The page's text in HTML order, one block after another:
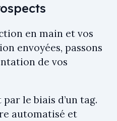
en main et vos
envoyées, passons
de vos
le biais d’un tag.
automatisé et